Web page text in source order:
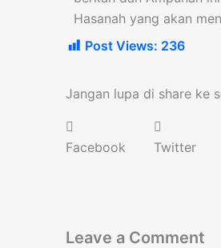
Hasanah yang akan
Post Views: 236
Jangan lupa di share ke
Facebook Twitter
Leave a Comment